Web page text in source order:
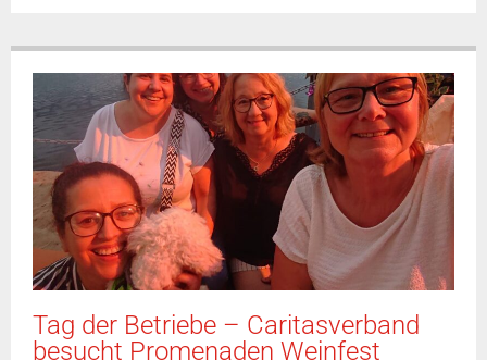
Tag der Betriebe – Caritasverband
besucht Promenaden Weinfest